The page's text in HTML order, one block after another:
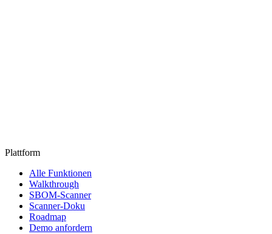
Plattform
Alle Funktionen
Walkthrough
SBOM-Scanner
Scanner-Doku
Roadmap
Demo anfordern